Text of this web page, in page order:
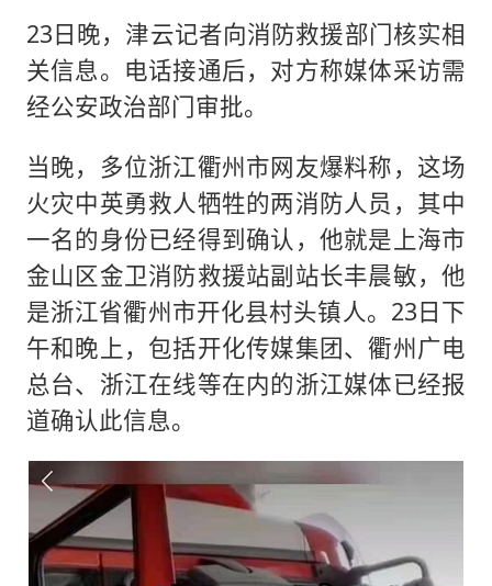
23日晚，津云记者向消防救援部门核实相
关信息。电话接通后，对方称媒体采访需
经公安政治部门审批。
当晚，多位浙江衢州市网友爆料称，这场
火灾中英勇救人牺牲的两消防人员，其中
一名的身份已经得到确认，他就是上海市
金山区金卫消防救援站副站长丰晨敏，他
是浙江省衢州市开化县村头镇人。23日下
午和晚上，包括开化传媒集团、衢州广电
总台、浙江在线等在内的浙江媒体已经报
道确认此信息。